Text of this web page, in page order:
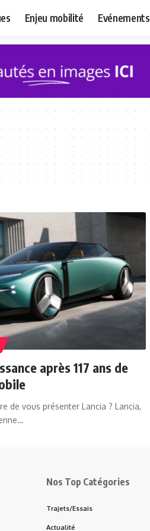
Enjeu mobilité Evénements
après 117 ans de
de vous présenter Lancia ? Lancia,
Nos Top Catégories
Trajets/Essais
Actualité